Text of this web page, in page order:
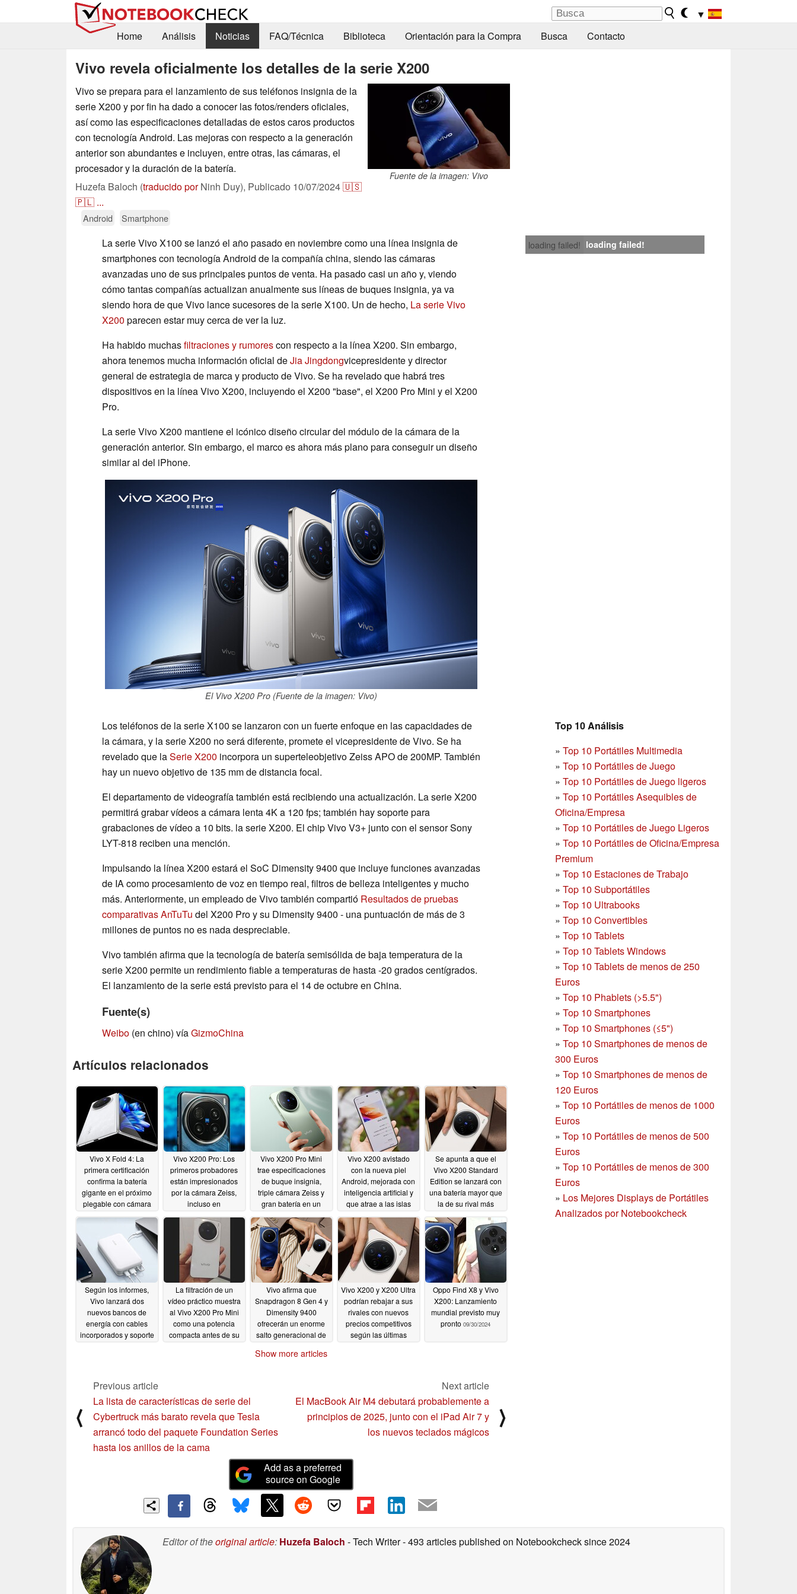
▼
Home
Análisis Noticias FAQ/Técnica Biblioteca Orientación para la Compra Busca Contacto
Vivo revela oficialmente los detalles de la serie X200
Fuente de la imagen: Vivo
Vivo se prepara para el lanzamiento de sus teléfonos insignia de la
serie X200 y por fin ha dado a conocer las fotos/renders oficiales,
así como las especificaciones detalladas de estos caros productos
con tecnología Android. Las mejoras con respecto a la generación
anterior son abundantes e incluyen, entre otras, las cámaras, el
procesador y la duración de la batería.
Huzefa Baloch (traducido porNinh Duy), Publicado 10/07/2024🇺🇸
🇵🇱 ...
Android Smartphone
loading failed! loading failed!
La serie Vivo X100 se lanzó el año pasado en noviembre como una línea insignia de
smartphones con tecnología Android de la compañía china, siendo las cámaras
avanzadas uno de sus principales puntos de venta. Ha pasado casi un año y, viendo
cómo tantas compañías actualizan anualmente sus líneas de buques insignia, ya va
siendo hora de que Vivo lance sucesores de la serie X100. Un de hecho, La serie Vivo
X200 parecen estar muy cerca de ver la luz.
Ha habido muchasfiltraciones y rumorescon respecto a la línea X200. Sin embargo,
ahora tenemos mucha información oficial deJia Jingdongvicepresidente y director
general de estrategia de marca y producto de Vivo. Se ha revelado que habrá tres
dispositivos en la línea Vivo X200, incluyendo el X200 "base", el X200 Pro Mini y el X200
Pro.
La serie Vivo X200 mantiene el icónico diseño circular del módulo de la cámara de la
generación anterior. Sin embargo, el marco es ahora más plano para conseguir un diseño
similar al del iPhone.
El Vivo X200 Pro (Fuente de la imagen: Vivo)
Top 10 Análisis
» Top 10 Portátiles Multimedia
» Top 10 Portátiles de Juego
» Top 10 Portátiles de Juego ligeros
» Top 10 Portátiles Asequibles de
Oficina/Empresa
» Top 10 Portátiles de Juego Ligeros
» Top 10 Portátiles de Oficina/Empresa
Premium
» Top 10 Estaciones de Trabajo
» Top 10 Subportátiles
» Top 10 Ultrabooks
» Top 10 Convertibles
» Top 10 Tablets
» Top 10 Tablets Windows
» Top 10 Tablets de menos de 250
Euros
» Top 10 Phablets (>5.5")
» Top 10 Smartphones
» Top 10 Smartphones (≤5")
» Top 10 Smartphones de menos de
300 Euros
» Top 10 Smartphonesde menos de
120 Euros
» Top 10 Portátiles de menos de 1000
Euros
» Top 10 Portátiles de menos de 500
Euros
» Top 10 Portátiles de menos de 300
Euros
» Los Mejores Displays de Portátiles
Analizados por Notebookcheck
Los teléfonos de la serie X100 se lanzaron con un fuerte enfoque en las capacidades de
la cámara, y la serie X200 no será diferente, promete el vicepresidente de Vivo. Se ha
revelado que laSerie X200 incorpora un superteleobjetivo Zeiss APO de 200MP. También
hay un nuevo objetivo de 135 mm de distancia focal.
El departamento de videografía también está recibiendo una actualización. La serie X200
permitirá grabar vídeos a cámara lenta 4K a 120 fps; también hay soporte para
grabaciones de vídeo a 10 bits. la serie X200. El chip Vivo V3+ junto con el sensor Sony
LYT-818 reciben una mención.
Impulsando la línea X200 estará el SoC Dimensity 9400 que incluye funciones avanzadas
de IA como procesamiento de voz en tiempo real, filtros de belleza inteligentes y mucho
más. Anteriormente, un empleado de Vivo también compartió Resultados de pruebas
comparativas AnTuTu del X200 Pro y su Dimensity 9400 - una puntuación de más de 3
millones de puntos no es nada despreciable.
Vivo también afirma que la tecnología de batería semisólida de baja temperatura de la
serie X200 permite un rendimiento fiable a temperaturas de hasta -20 grados centígrados.
El lanzamiento de la serie está previsto para el 14 de octubre en China.
Fuente(s)
Weibo (en chino) víaGizmoChina
Artículos relacionados
Vivo X Fold 4: La
primera certificación
confirma la batería
gigante en el próximo
plegable con cámara
10/20/2024
Vivo X200 Pro: Los
primeros probadores
están impresionados
por la cámara Zeiss,
incluso en
Galaxy S24 Ultra y el
iPhone 16 Pro10/18/2024
Vivo X200 Pro Mini
trae especificaciones
de buque insignia,
triple cámara Zeiss y
gran batería en un
10/15/2024
Vivo X200 avistado
con la nueva piel
Android, mejorada con
inteligencia artificial y
que atrae a las islas
10/11/2024
Se apunta a que el
Vivo X200 Standard
Edition se lanzará con
una batería mayor que
la de su rival más
10/09/2024
Según los informes,
Vivo lanzará dos
nuevos bancos de
energía con cables
incorporados y soporte
La filtración de un
vídeo práctico muestra
al Vivo X200 Pro Mini
como una potencia
compacta antes de su
Vivo afirma que
Snapdragon 8 Gen 4 y
Dimensity 9400
ofrecerán un enorme
salto generacional de
Vivo X200 y X200 Ultra
podrían rebajar a sus
rivales con nuevos
precios competitivos
según las últimas
Oppo Find X8 y Vivo
X200: Lanzamiento
mundial previsto muy
pronto 09/30/2024
Show more articles
⟨
Previous article
La lista de características de serie del
Cybertruck más barato revela que Tesla
arrancó todo del paquete Foundation Series
hasta los anillos de la cama
Next article
El MacBook Air M4 debutará probablemente a
principios de 2025, junto con el iPad Air 7 y
los nuevos teclados mágicos
⟩
Add as a preferred
source on Google
Editor of theoriginal article: Huzefa Baloch - Tech Writer- 493 articles published on Notebookchecksince 2024